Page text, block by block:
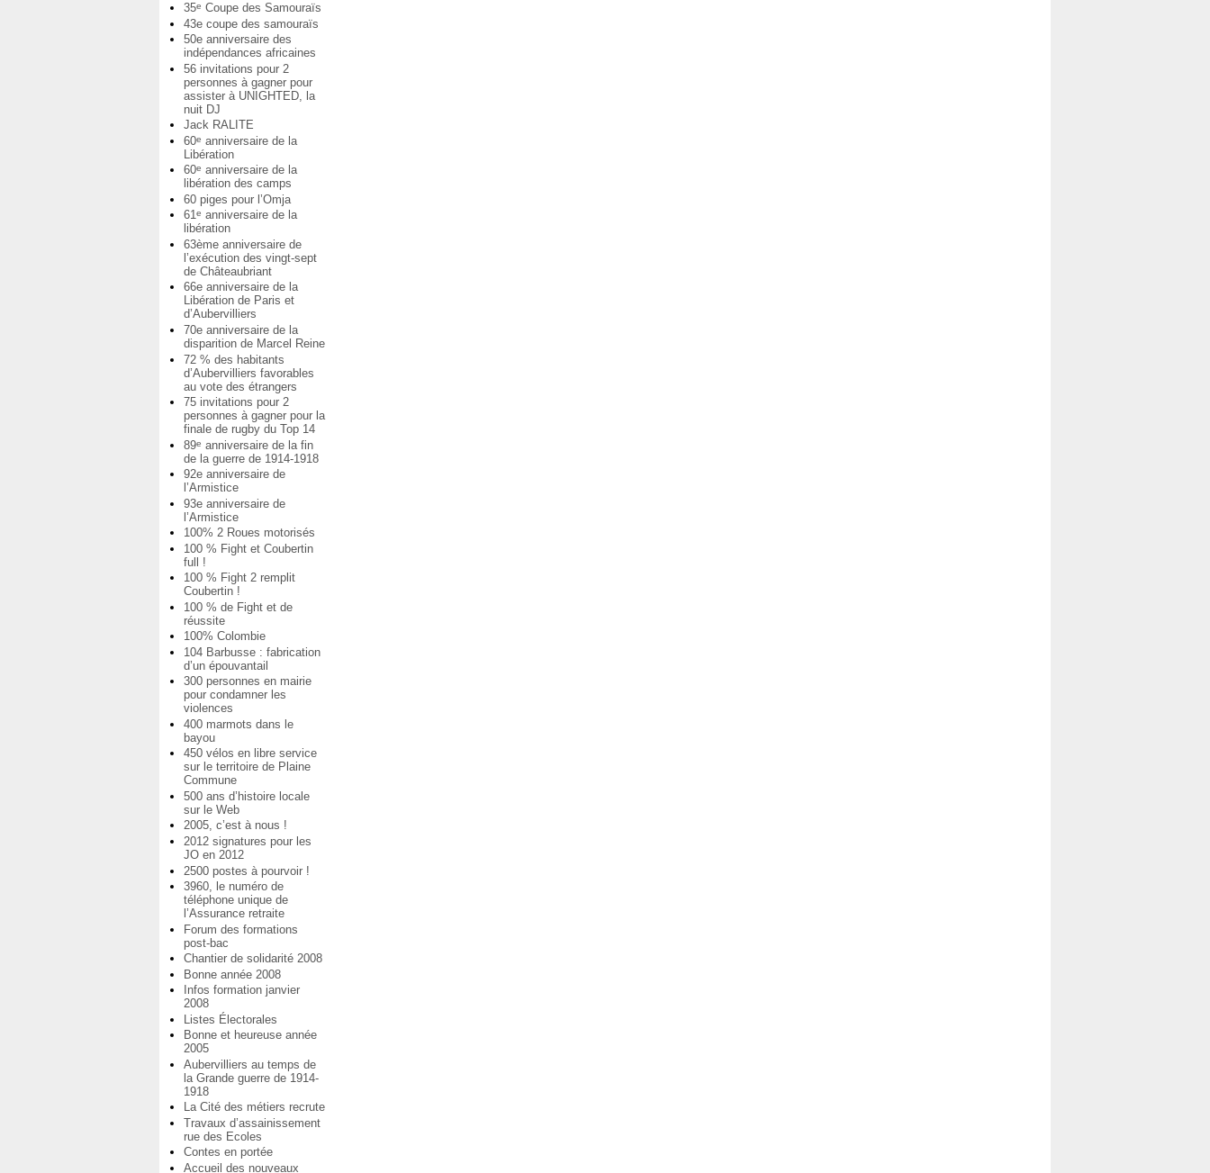
35e Coupe des Samouraïs
43e coupe des samouraïs
50e anniversaire des
indépendances africaines
56 invitations pour 2
personnes à gagner pour
assister à UNIGHTED, la
nuit DJ
Jack RALITE
60e anniversaire de la
Libération
60e anniversaire de la
libération des camps
60 piges pour l’Omja
61e anniversaire de la
libération
63ème anniversaire de
l’exécution des vingt-sept
de Châteaubriant
66e anniversaire de la
Libération de Paris et
d’Aubervilliers
70e anniversaire de la
disparition de Marcel Reine
72 % des habitants
d’Aubervilliers favorables
au vote des étrangers
75 invitations pour 2
personnes à gagner pour la
finale de rugby du Top 14
89e anniversaire de la fin
de la guerre de 1914-1918
92e anniversaire de
l’Armistice
93e anniversaire de
l’Armistice
100% 2 Roues motorisés
100 % Fight et Coubertin
full !
100 % Fight 2 remplit
Coubertin !
100 % de Fight et de
réussite
100% Colombie
104 Barbusse : fabrication
d’un épouvantail
300 personnes en mairie
pour condamner les
violences
400 marmots dans le
bayou
450 vélos en libre service
sur le territoire de Plaine
Commune
500 ans d’histoire locale
sur le Web
2005, c’est à nous !
2012 signatures pour les
JO en 2012
2500 postes à pourvoir !
3960, le numéro de
téléphone unique de
l’Assurance retraite
Forum des formations
post-bac
Chantier de solidarité 2008
Bonne année 2008
Infos formation janvier
2008
Listes Électorales
Bonne et heureuse année
2005
Aubervilliers au temps de
la Grande guerre de 1914-
1918
La Cité des métiers recrute
Travaux d’assainissement
rue des Ecoles
Contes en portée
Accueil des nouveaux